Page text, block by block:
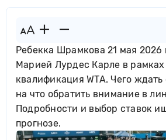
Ребекка Шрамкова 21 мая 2026
Марией Лурдес Карле в рамках
квалификация WTA. Чего ждать
на что обратить внимание в
Подробности и выбор ставок
прогнозе.